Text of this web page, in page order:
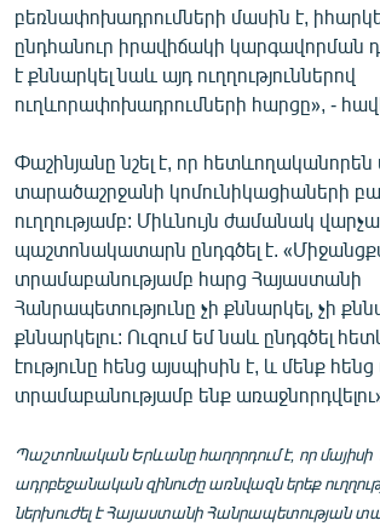
բեռնափոխադրումների մասին է,
ընդհանուր իրավիճակի կարգավորման
է քննարկել նաև այդ ուղղություններով
ուղևորափոխադրումների հարցը», -
Փաշինյանը նշել է, որ
տարածաշրջանի կոմունիկացիաների
ուղղությամբ: Միևնույն ժամանակ
պաշտոնակատարն ընդգծել է.
տրամաբանությամբ հարց Հայաստանի
Հանրապետությունը չի քննարկել, չի
քննարկելու: Ուզում եմ նաև ընդգծել
էությունը հենց այսպիսին է, և մենք հենց
տրամաբանությամբ ենք
Պաշտոնական Երևանը հաղորդում է, որ մայիսի
ադրբեջանական զինուժը առնվազն երեք
ներխուժել է Հայաստանի Հանրապետության